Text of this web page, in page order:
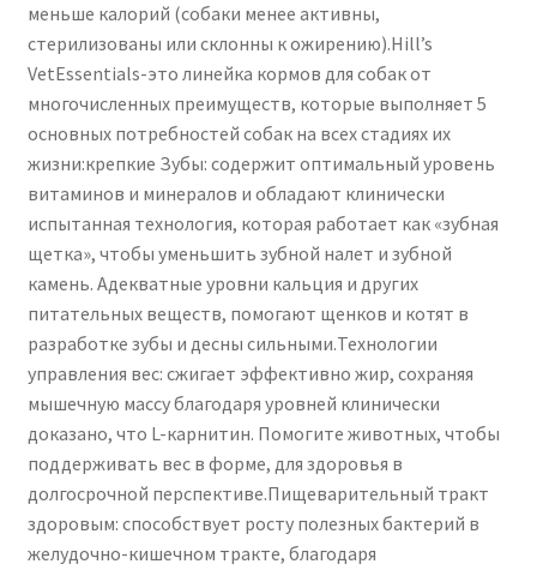
меньше калорий (собаки менее активны,
стерилизованы или склонны к ожирению).Hill’s
VetEssentials-это линейка кормов для собак от
многочисленных преимуществ, которые выполняет 5
основных потребностей собак на всех стадиях их
жизни:крепкие Зубы: содержит оптимальный уровень
витаминов и минералов и обладают клинически
испытанная технология, которая работает как «зубная
щетка», чтобы уменьшить зубной налет и зубной
камень. Адекватные уровни кальция и других
питательных веществ, помогают щенков и котят в
разработке зубы и десны сильными.Технологии
управления вес: сжигает эффективно жир, сохраняя
мышечную массу благодаря уровней клинически
доказано, что L-карнитин. Помогите животных, чтобы
поддерживать вес в форме, для здоровья в
долгосрочной перспективе.Пищеварительный тракт
здоровым: способствует росту полезных бактерий в
желудочно-кишечном тракте, благодаря